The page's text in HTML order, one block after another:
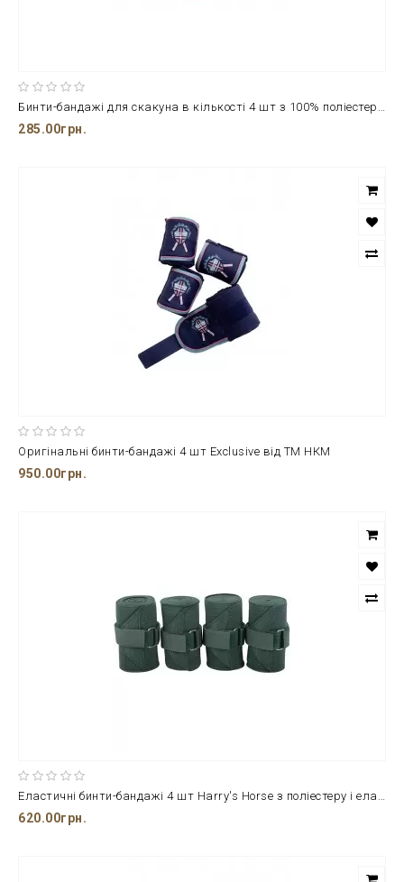
285.00грн.
Оригінальні бинти-бандажі 4 шт Exclusive від ТМ НКМ
950.00грн.
620.00грн.